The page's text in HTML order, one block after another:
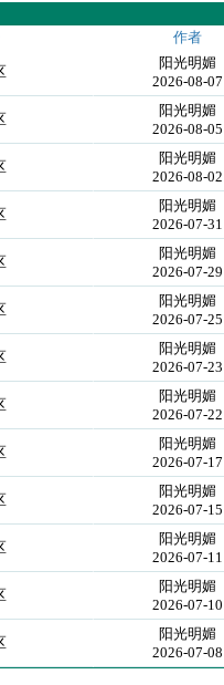
作者
阳光明媚
2026-08-07
阳光明媚
2026-08-05
阳光明媚
2026-08-02
阳光明媚
2026-07-31
阳光明媚
2026-07-29
阳光明媚
2026-07-25
阳光明媚
2026-07-23
阳光明媚
2026-07-22
阳光明媚
2026-07-17
阳光明媚
2026-07-15
阳光明媚
2026-07-11
阳光明媚
2026-07-10
阳光明媚
2026-07-08